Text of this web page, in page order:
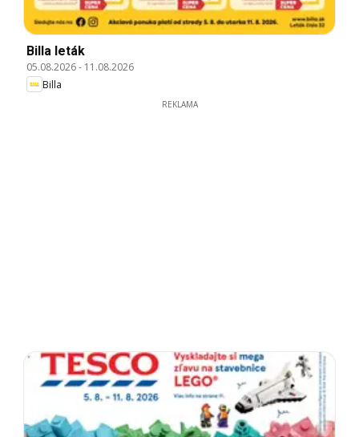
Billa leták
05.08.2026- 11.08.2026
Billa
REKLAMA